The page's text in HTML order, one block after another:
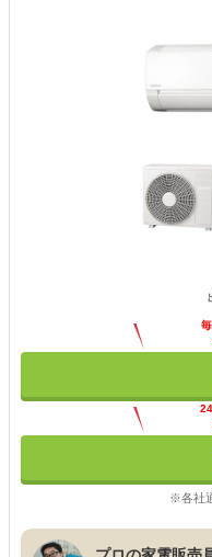
※各社